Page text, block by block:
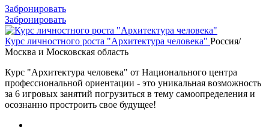
Забронировать
Забронировать
Курс личностного роста "Архитектура человека" Россия/
Москва и Московская область
Курс "Архитектура человека" от Национального центра
профессиональной ориентации - это уникальная возможность
за 6 игровых занятий погрузиться в тему самоопределения и
осознанно простроить свое будущее!